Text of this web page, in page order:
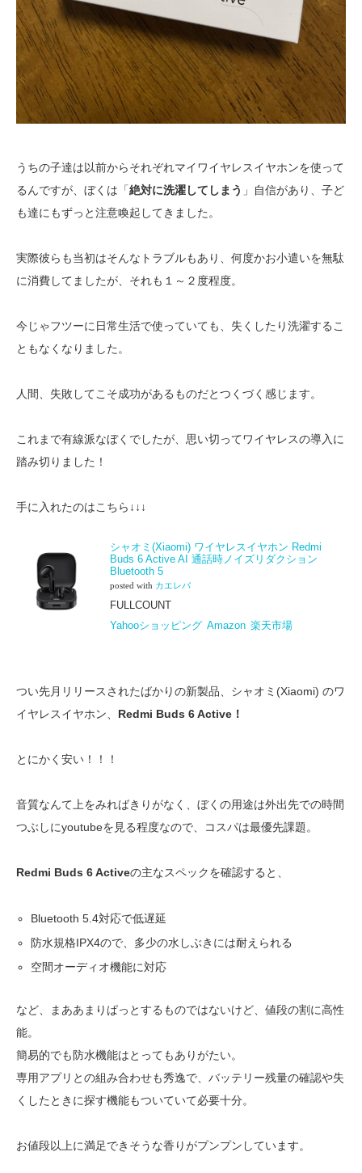
うちの子達は以前からそれぞれマイワイヤレスイヤホンを使って
るんですが、ぼくは「絶対に洗濯してしまう 」自信があり、子ど
も達にもずっと注意喚起してきました。
実際彼らも当初はそんなトラブルもあり、何度かお小遣いを無駄
に消費してましたが、それも１～２度程度。
今じゃフツーに日常生活で使っていても、失くしたり洗濯するこ
ともなくなりました。
人間、失敗してこそ成功があるものだとつくづく感じます。
これまで有線派なぼくでしたが、思い切ってワイヤレスの導入に
踏み切りました！
手に入れたのはこちら↓↓↓
シャオミ(Xiaomi) ワイヤレスイヤホン Redmi
Buds 6 Active AI 通話時ノイズリダクション
Bluetooth 5
posted with カエレバ
FULLCOUNT
Yahooショッピング Amazon 楽天市場
つい先月リリースされたばかりの新製品、シャオミ(Xiaomi) のワ
イヤレスイヤホン、 Redmi Buds 6 Active！
とにかく安い！！！
音質なんて上をみればきりがなく、ぼくの用途は外出先での時間
つぶしにyoutubeを見る程度なので、コスパは最優先課題。
Redmi Buds 6 Activeの主なスペックを確認すると、
Bluetooth 5.4対応で低遅延
防水規格IPX4ので、多少の水しぶきには耐えられる
空間オーディオ機能に対応
など、まああまりぱっとするものではないけど、値段の割に高性
能。
簡易的でも防水機能はとってもありがたい。
専用アプリとの組み合わせも秀逸で、バッテリー残量の確認や失
くしたときに探す機能もついていて必要十分。
お値段以上に満足できそうな香りがプンプンしています。